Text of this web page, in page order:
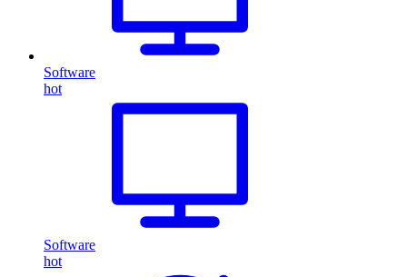
Software
hot
Software
hot